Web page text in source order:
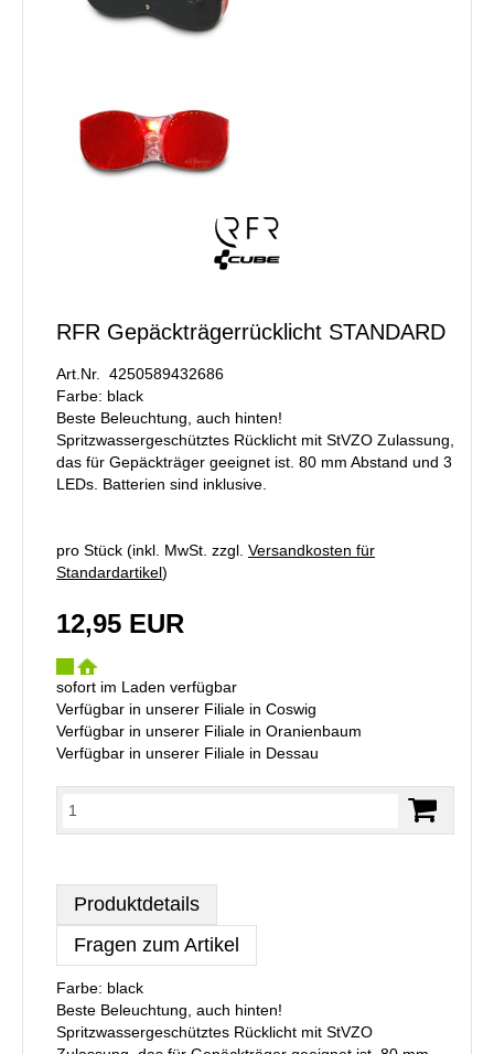
RFR Gepäckträgerrücklicht STANDARD
Art.Nr. 4250589432686
Farbe: black
Beste Beleuchtung, auch hinten!
Spritzwassergeschütztes Rücklicht mit StVZO Zulassung,
das für Gepäckträger geeignet ist. 80 mm Abstand und 3
LEDs. Batterien sind inklusive.
pro Stück (inkl. MwSt. zzgl. Versandkosten für
Standardartikel)
12,95 EUR
sofort im Laden verfügbar
Verfügbar in unserer Filiale in Coswig
Verfügbar in unserer Filiale in Oranienbaum
Verfügbar in unserer Filiale in Dessau
Produktdetails
Fragen zum Artikel
Farbe: black
Beste Beleuchtung, auch hinten!
Spritzwassergeschütztes Rücklicht mit StVZO